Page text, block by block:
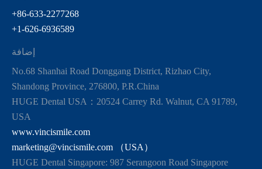
+86-633-2277268
+1-626-6936589
إضافة
No.68 Shanhai Road Donggang District, Rizhao City,
Shandong Province, 276800, P.R.China
HUGE Dental USA：20524 Carrey Rd. Walnut, CA 91789,
USA
www.vincismile.com
marketing@vincismile.com （USA）
HUGE Dental Singapore: 987 Serangoon Road Singapore